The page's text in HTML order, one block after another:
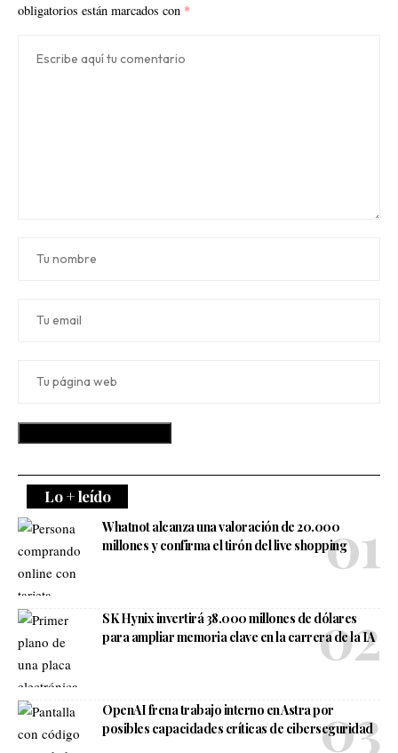
obligatorios están marcados con *
Lo + leído
Whatnot alcanza una valoración de 20.000
millones y confirma el tirón del live shopping
SK Hynix invertirá 38.000 millones de dólares
para ampliar memoria clave en la carrera de la IA
OpenAI frena trabajo interno en Astra por
posibles capacidades críticas de ciberseguridad